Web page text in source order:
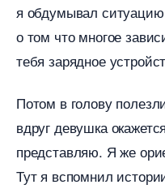
я обдумывал
о том что многое
тебя зарядное
Потом в голову
друг девушка
представляю. Я же
Тут я вспомнил